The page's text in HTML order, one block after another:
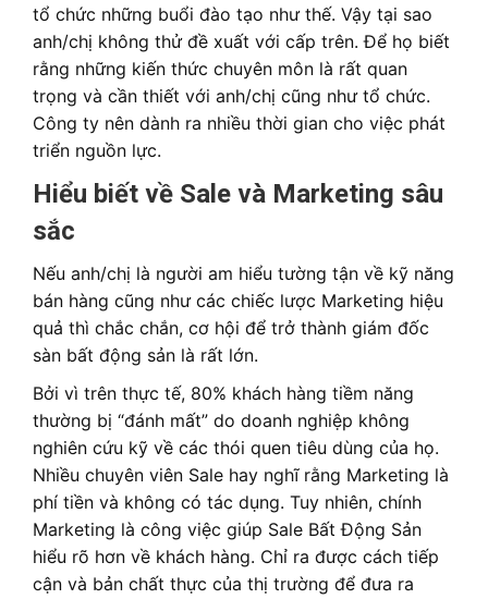
tổ chức những buổi đào tạo như thế. Vậy tại sao
anh/chị không thử đề xuất với cấp trên. Để họ biết
rằng những kiến thức chuyên môn là rất quan
trọng và cần thiết với anh/chị cũng như tổ chức.
Công ty nên dành ra nhiều thời gian cho việc phát
triển nguồn lực.
Hiểu biết về Sale và Marketing sâu
sắc
Nếu anh/chị là người am hiểu tường tận về kỹ năng
bán hàng cũng như các chiếc lược Marketing hiệu
quả thì chắc chắn, cơ hội để trở thành giám đốc
sàn bất động sản là rất lớn.
Bởi vì trên thực tế, 80% khách hàng tiềm năng
thường bị “đánh mất” do doanh nghiệp không
nghiên cứu kỹ về các thói quen tiêu dùng của họ.
Nhiều chuyên viên Sale hay nghĩ rằng Marketing là
phí tiền và không có tác dụng. Tuy nhiên, chính
Marketing là công việc giúp Sale Bất Động Sản
hiểu rõ hơn về khách hàng. Chỉ ra được cách tiếp
cận và bản chất thực của thị trường để đưa ra